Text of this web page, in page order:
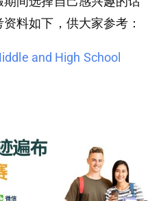
料如下，供大家参考：
and High School